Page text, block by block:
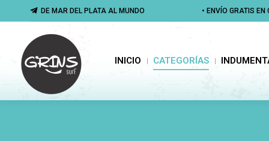
DE MAR DEL PLATA AL MUNDO • ENVÍO GRATIS
INICIO CATEGORÍAS
DE MAR DEL PLATA AL MUNDO • ENVÍO GRATIS
INICIO CATEGORÍAS